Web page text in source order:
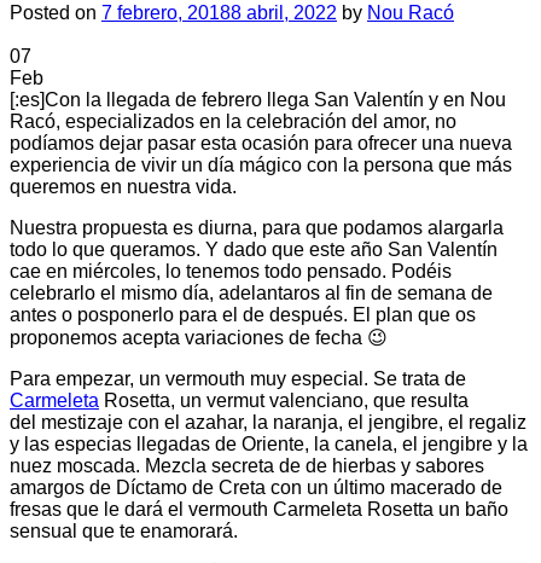
Posted on 7 febrero, 20188 abril, 2022 by Nou Racó
07
Feb
[:es]Con la llegada de febrero llega San Valentín y en Nou
Racó, especializados en la celebración del amor, no
podíamos dejar pasar esta ocasión para ofrecer una nueva
experiencia de vivir un día mágico con la persona que más
queremos en nuestra vida.
Nuestra propuesta es diurna, para que podamos alargarla
todo lo que queramos. Y dado que este año San Valentín
cae en miércoles, lo tenemos todo pensado. Podéis
celebrarlo el mismo día, adelantaros al fin de semana de
antes o posponerlo para el de después. El plan que os
proponemos acepta variaciones de fecha 😉
Para empezar, un vermouth muy especial. Se trata de
Carmeleta Rosetta, un vermut valenciano, que resulta
del mestizaje con el azahar, la naranja, el jengibre, el regaliz
y las especias llegadas de Oriente, la canela, el jengibre y la
nuez moscada. Mezcla secreta de de hierbas y sabores
amargos de Díctamo de Creta con un último macerado de
fresas que le dará el vermouth Carmeleta Rosetta un baño
sensual que te enamorará.